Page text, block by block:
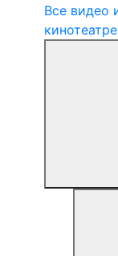
Все видео
кинотеатре